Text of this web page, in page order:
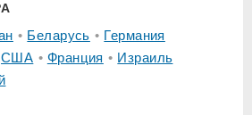
Беларусь
Германия
США Франция
Израиль